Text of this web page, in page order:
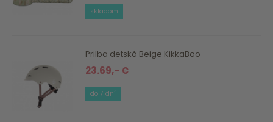
skladom
Prilba detská Beige KikkaBoo
23.69,- €
do 7 dní